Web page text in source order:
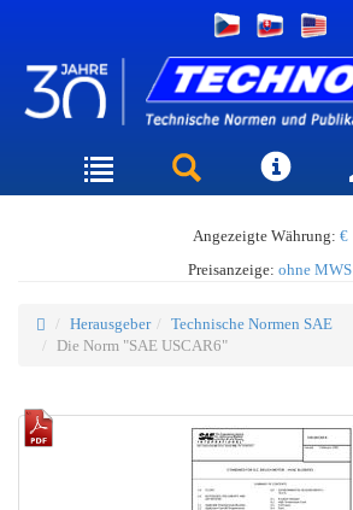
Angezeigte Währung: €
Preisanzeige: ohne MWS
Herausgeber
Technische Normen SAE
Die Norm "SAE USCAR6"